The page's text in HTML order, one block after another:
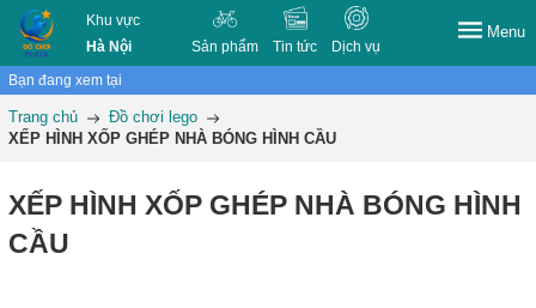
Khu vực
Hà Nội
Sản phẩm Tin tức Dịch vụ
Menu
Bạn đang xem tại
Trang chủ
Đồ chơi lego
XẾP HÌNH XỐP GHÉP NHÀ BÓNG HÌNH CẦU
XẾP HÌNH XỐP GHÉP NHÀ BÓNG HÌNH
CẦU